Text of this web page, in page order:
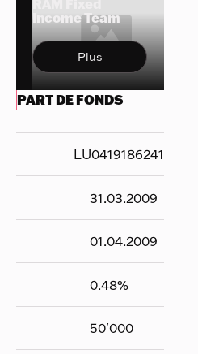
Income Team
Plus
PART DE FONDS
LU0419186241
31.03.2009
01.04.2009
0.48%
50'000